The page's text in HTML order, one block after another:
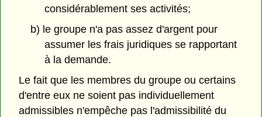
considérablement ses activités;
b) le groupe n'a pas assez d'argent pour
assumer les frais juridiques se rapportant
à la demande.
Le fait que les membres du groupe ou certains
d'entre eux ne soient pas individuellement
admissibles n'empêche pas l'admissibilité du